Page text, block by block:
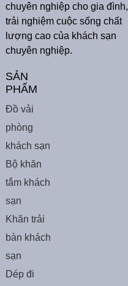
chuyên nghiệp cho gia đình,
trải nghiệm cuộc sống chất
lượng cao của khách sạn
chuyên nghiệp.
SẢN
PHẨM
Đồ vải
phòng
khách sạn
Bộ khăn
tắm khách
sạn
Khăn trải
bàn khách
sạn
Dép đi